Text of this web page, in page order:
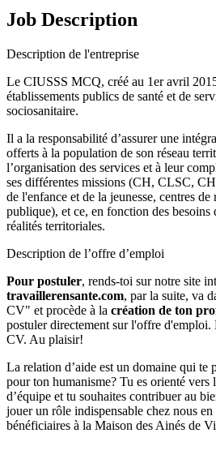
Job Description
Description de l'entreprise
Le CIUSSS MCQ, créé au 1er avril
établissements publics de santé et de
sociosanitaire.
Il a la responsabilité d’assurer une
offerts à la population de son réseau
l’organisation des services et à leur
ses différentes missions (CH, CLSC,
de l'enfance et de la jeunesse, centres de
publique), et ce, en fonction des besoins
réalités territoriales.
Description de l’offre d’emploi
Pour postuler, rends-toi sur notre site
travaillerensante.com, par la suite, va
CV" et procède à la création de ton
postuler directement sur l'offre
CV. Au plaisir!
La relation d’aide est un domaine qui te
pour ton humanisme? Tu es orienté vers
d’équipe et tu souhaites contribuer au
jouer un rôle indispensable chez nous
bénéficiaires à la Maison des Ainés de